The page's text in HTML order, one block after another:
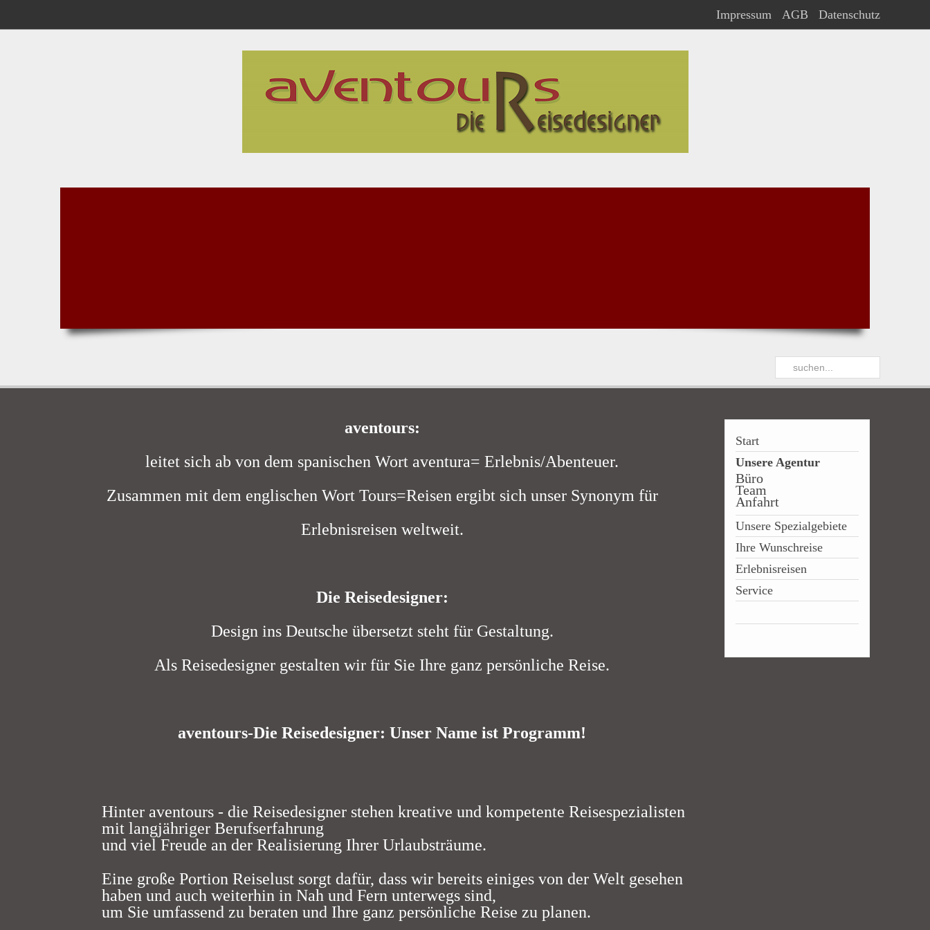
Impressum AGB Datenschutz
aventours:
leitet sich ab von dem spanischen Wort aventura= Erlebnis/Abenteuer.
Zusammen mit dem englischen Wort Tours=Reisen ergibt sich unser Synonym für
Erlebnisreisen weltweit.
Die Reisedesigner:
Design ins Deutsche übersetzt steht für Gestaltung.
Als Reisedesigner gestalten wir für Sie Ihre ganz persönliche Reise.
aventours-Die Reisedesigner: Unser Name ist Programm!
Hinter aventours - die Reisedesigner stehen kreative und kompetente Reisespezialisten
mit langjähriger Berufserfahrung
und viel Freude an der Realisierung Ihrer Urlaubsträume.
Eine große Portion Reiselust sorgt dafür, dass wir bereits einiges von der Welt gesehen
haben und auch weiterhin in Nah und Fern unterwegs sind,
um Sie umfassend zu beraten und Ihre ganz persönliche Reise zu planen.
Start
Unsere Agentur
Büro
Team
Anfahrt
Unsere Spezialgebiete
Ihre Wunschreise
Erlebnisreisen
Service